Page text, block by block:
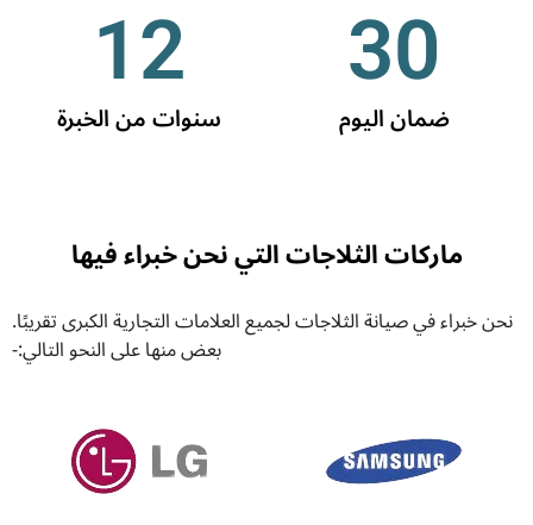
سنوات من الخبرة
12
ضمان اليوم
30
ماركات الثلاجات التي نحن خبراء فيها
نحن خبراء في صيانة الثلاجات لجميع العلامات التجارية الكبرى تقريبًا.
بعض منها على النحو التالي:-